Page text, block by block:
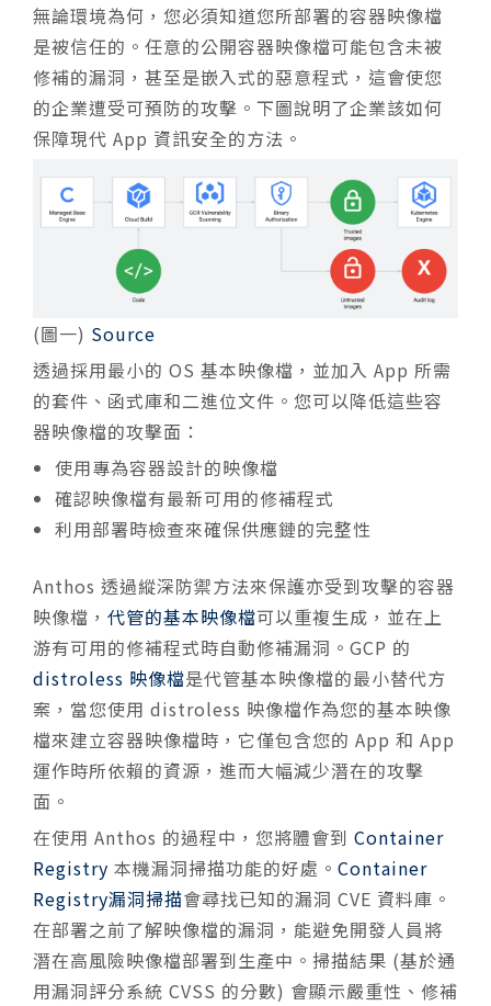
無論環境為何，您必須知道您所部署的容器映像檔
是被信任的。任意的公開容器映像檔可能包含未被
修補的漏洞，甚至是嵌入式的惡意程式，這會使您
的企業遭受可預防的攻擊。下圖說明了企業該如何
保障現代 App 資訊安全的方法。
(圖一) Source
透過採用最小的 OS 基本映像檔，並加入 App 所需
的套件、函式庫和二進位文件。您可以降低這些容
器映像檔的攻擊面：
使用專為容器設計的映像檔
確認映像檔有最新可用的修補程式
利用部署時檢查來確保供應鏈的完整性
Anthos 透過縱深防禦方法來保護亦受到攻擊的容器
映像檔， 代管的基本映像檔可以重複生成，並在上
游有可用的修補程式時自動修補漏洞。GCP 的
distroless 映像檔是代管基本映像檔的最小替代方
案，當您使用 distroless 映像檔作為您的基本映像
檔來建立容器映像檔時，它僅包含您的 App 和 App
運作時所依賴的資源，進而大幅減少潛在的攻擊
面。
在使用 Anthos 的過程中，您將體會到 Container
Registry 本機漏洞掃描功能的好處。 Container
Registry漏洞掃描會尋找已知的漏洞 CVE 資料庫。
在部署之前了解映像檔的漏洞，能避免開發人員將
潛在高風險映像檔部署到生產中。掃描結果 (基於通
用漏洞評分系統 CVSS 的分數) 會顯示嚴重性、修補